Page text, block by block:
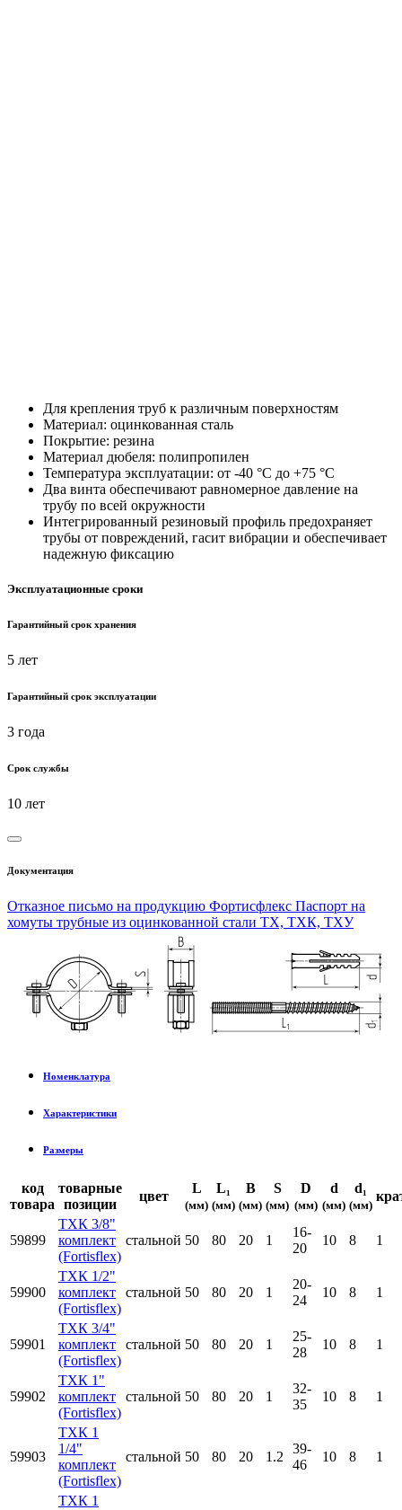
Для крепления труб к различным поверхностям
Материал: оцинкованная сталь
Покрытие: резина
Материал дюбеля: полипропилен
Температура эксплуатации: от -40 °С до +75 °С
Два винта обеспечивают равномерное давление на
трубу по всей окружности
Интегрированный резиновый профиль предохраняет
трубы от повреждений, гасит вибрации и обеспечивает
надежную фиксацию
Эксплуатационные сроки
Гарантийный срок хранения
5 лет
Гарантийный срок эксплуатации
3 года
Срок службы
10 лет
Документация
Отказное письмо на продукцию Фортисфлекс Паспорт на
хомуты трубные из оцинкованной стали ТХ, ТХК, ТХУ
Номенклатура
Характеристики
Размеры
код
товара
товарные
позиции
цвет
L
(мм)
L₁
(мм)
B
(мм)
S
(мм)
D
(мм)
d
(мм)
d₁
(мм)
59899
ТХК 3/8"
комплект
(Fortisflex)
стальной 50 80 20 1
16-
20
10 8 1
59900
ТХК 1/2"
комплект
(Fortisflex)
стальной 50 80 20 1
20-
24
10 8 1
59901
ТХК 3/4"
комплект
(Fortisflex)
стальной 50 80 20 1
25-
28
10 8 1
59902
ТХК 1"
комплект
(Fortisflex)
стальной 50 80 20 1
32-
35
10 8 1
59903
ТХК 1
1/4"
комплект
(Fortisflex)
стальной 50 80 20 1.2
39-
46
10 8 1
ТХК 1